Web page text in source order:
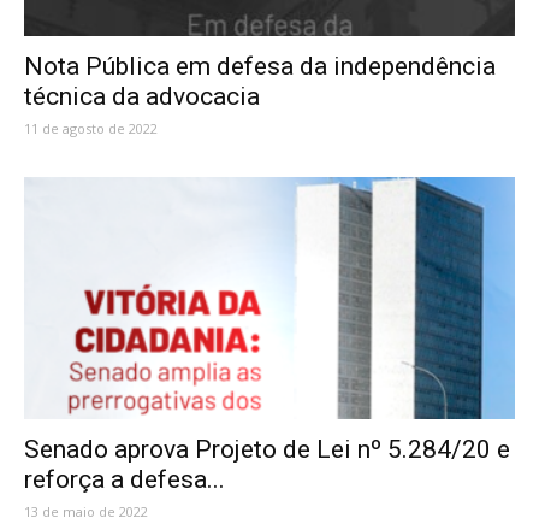
Nota Pública em defesa da independência
técnica da advocacia
11 de agosto de 2022
Senado aprova Projeto de Lei nº 5.284/20 e
reforça a defesa...
13 de maio de 2022